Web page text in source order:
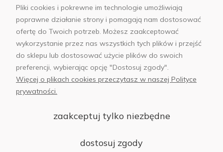
Statywy i uchwyty do telefonów
Statyw obrotowy do telefonu z kamerą
śledzącą
199,00 zł Do koszyka
Selfie Stick / statyw Bluetooth Spigen S560W
Pliki cookies i pokrewne im technologie umożliwiają
poprawne działanie strony i pomagają nam dostosować
ofertę do Twoich potrzeb. Możesz zaakceptować
wykorzystanie przez nas wszystkich tych plików i przejść
do sklepu lub dostosować użycie plików do swoich
preferencji, wybierając opcję "Dostosuj zgody".
Więcej o plikach cookies przeczytasz w naszej Polityce
prywatności.
zaakceptuj tylko niezbędne
dostosuj zgody